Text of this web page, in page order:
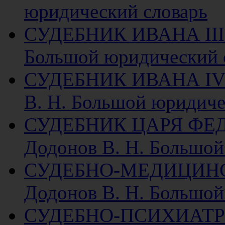
юридический словарь
СУДЕБНИК ИВАНА III
Большой юридический
СУДЕБНИК ИВАНА IV
В. Н. Большой
СУДЕБНИК ЦАРЯ
Додонов В. Н. Большой
СУДЕБНО-
Додонов В. Н. Большой
СУДЕБНО-